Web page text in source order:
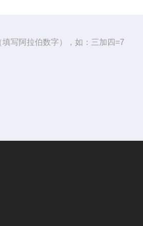
写阿拉伯数字），如：三加四=7